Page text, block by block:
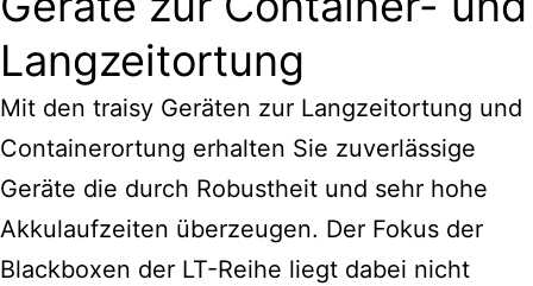
Langzeitortung
Mit den traisy Geräten zur Langzeitortung und
Containerortung erhalten Sie zuverlässige
Geräte die durch Robustheit und sehr hohe
Akkulaufzeiten überzeugen. Der Fokus der
Blackboxen der LT-Reihe liegt dabei nicht